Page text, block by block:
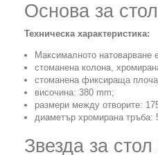
Основа за стол
Техническа характеристика:
Максималното натоварване
стоманена колона,
стоманена фиксираща
височина: 380 mm;
размери между отворите:
диаметър хромирана тръба:
Звезда за